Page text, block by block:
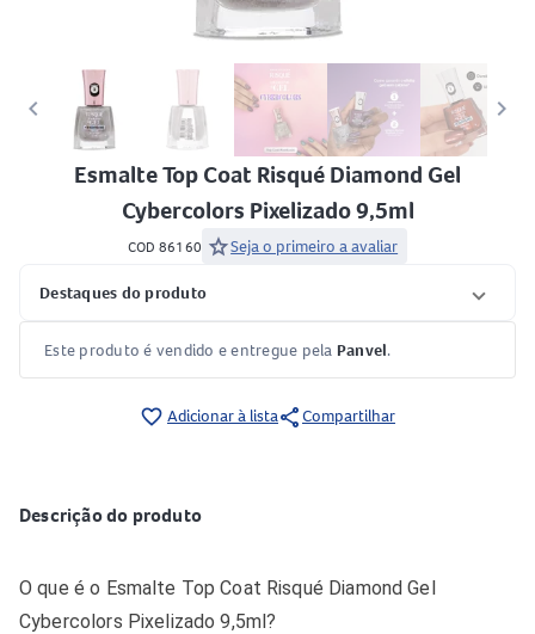
keyboard_arrow_left keyboard_arrow_right
Esmalte Top Coat Risqué Diamond Gel
Cybercolors Pixelizado 9,5ml
COD 86160 starSeja o primeiro a avaliar
Destaques do produto
Este produto é vendido e entregue pela Panvel.
favorite_border Adicionar à listashareCompartilhar
Descrição do produto
O que é o Esmalte Top Coat Risqué Diamond Gel
Cybercolors Pixelizado 9,5ml?